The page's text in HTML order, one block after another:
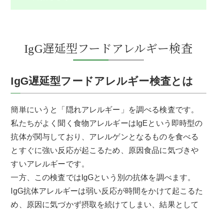
IgG遅延型フードアレルギー検査
IgG遅延型フードアレルギー検査とは
簡単にいうと「隠れアレルギー」を調べる検査です。
私たちがよく聞く食物アレルギーはIgEという即時型の
抗体が関与しており、アレルゲンとなるものを食べる
とすぐに強い反応が起こるため、原因食品に気づきや
すいアレルギーです。
一方、この検査ではIgGという別の抗体を調べます。
IgG抗体アレルギーは弱い反応が時間をかけて起こるた
め、原因に気づかず摂取を続けてしまい、結果として